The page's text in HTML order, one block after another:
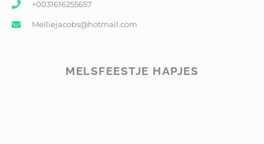
+0031616255657
Melliejacobs@hotmail.com
MELSFEESTJE HAPJES